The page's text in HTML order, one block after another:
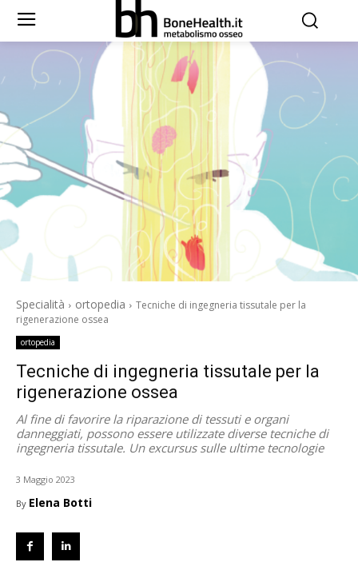
Specialità ortopedia
Tecniche di ingegneria tissutale per la
rigenerazione ossea
ortopedia
Tecniche di ingegneria tissutale per la
rigenerazione ossea
Al fine di favorire la riparazione di tessuti e organi
danneggiati, possono essere utilizzate diverse tecniche di
ingegneria tissutale. Un excursus sulle ultime tecnologie
3 Maggio 2023
By Elena Botti